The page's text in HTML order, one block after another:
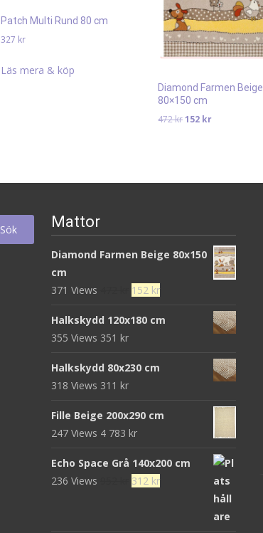
Patch Multi Rund 80 cm
327 kr
Läs mera & köp
Diamond Farmen Beige
80×150 cm
472krDet
152 krDet
Sök
Mattor
Diamond Farmen Beige 80x150
cm
371 Views
Det
priset
152 krDet
priset
Halkskydd 120x180 cm
355 Views 351 kr
Halkskydd 80x230 cm
318 Views 311 kr
Fille Beige 200x290 cm
247 Views 4 783 kr
Echo Space Grå 140x200 cm
236 Views
Det
312 krDet